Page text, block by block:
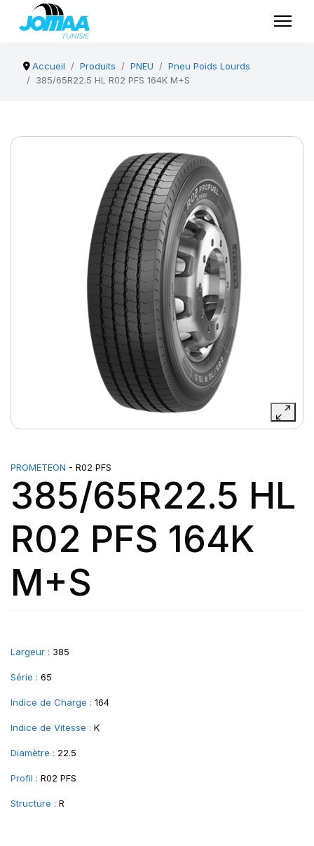
Accueil Produits PNEU
Pneu Poids Lourds
385/65R22.5 HL R02 PFS 164K M+S
PROMETEON - R02 PFS
385/65R22.5 HL
R02 PFS 164K
M+S
Largeur : 385
Série : 65
Indice de Charge : 164
Indice de Vitesse : K
Diamètre : 22.5
Profil : R02 PFS
Structure : R